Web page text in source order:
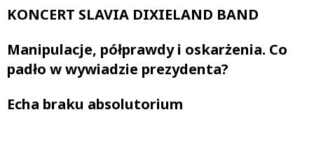
KONCERT SLAVIA DIXIELAND BAND
Manipulacje, półprawdy i oskarżenia. Co
padło w wywiadzie prezydenta?
Echa braku absolutorium